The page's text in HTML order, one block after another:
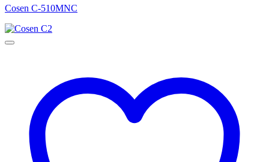
Cosen C-510MNC